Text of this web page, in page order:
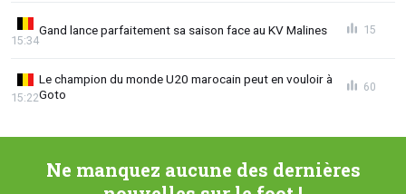
Gand lance parfaitement sa saison face au KV Malines
15:34
15
Le champion du monde U20 marocain peut en vouloir à
Goto
15:22
60
Ne manquez aucune des dernières